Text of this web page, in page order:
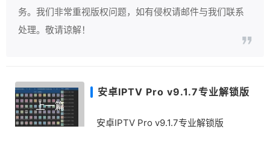
务。我们非常重视版权问题，如有侵权请邮件与我们联系
处理。敬请谅解！
上一篇
安卓IPTV Pro v9.1.7专业解锁版
安卓IPTV Pro v9.1.7专业解锁版